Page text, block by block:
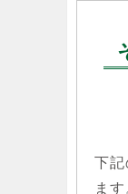
下記
ま